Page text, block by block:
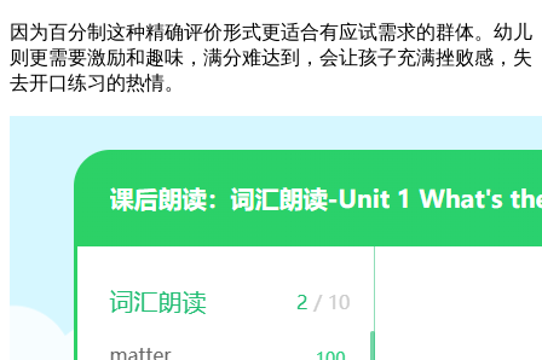
因为百分制这种精确评价形式更适合有应试需求的群体。幼儿
则更需要激励和趣味，满分难达到，会让孩子充满挫败感，失
去开口练习的热情。